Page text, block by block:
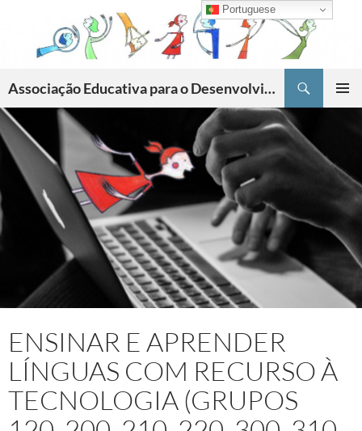
content
Associação Educativa para o Desenvolvimento da Criatividade
ENSINAR E APRENDER
LÍNGUAS COM RECURSO À
TECNOLOGIA (GRUPOS
Portuguese